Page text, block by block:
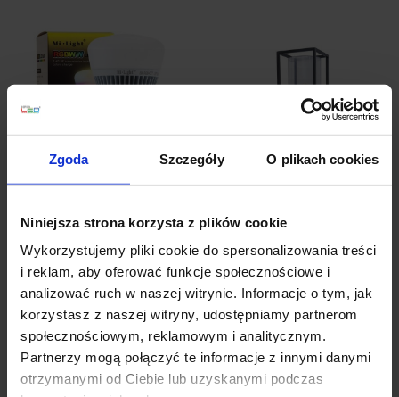
Zgoda Szczegóły O plikach cookies
Niniejsza strona korzysta z plików cookie
Wykorzystujemy pliki cookie do spersonalizowania treści
i reklam, aby oferować funkcje społecznościowe i
analizować ruch w naszej witrynie. Informacje o tym, jak
korzystasz z naszej witryny, udostępniamy partnerom
społecznościowym, reklamowym i analitycznym.
Partnerzy mogą połączyć te informacje z innymi danymi
otrzymanymi od Ciebie lub uzyskanymi podczas
LED 8W RGB+CCT E27
WI-FI
139,00 zł
Zobacz szczegóły
zewnętrzny
235,00 zł
Zobacz szczegóły